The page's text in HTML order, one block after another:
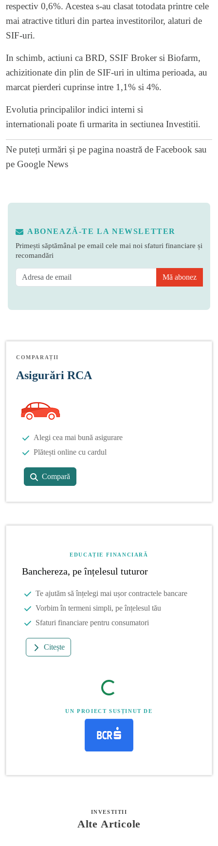
respectiv 0,6%. Acestea s-au clasat totodata printre cele
mai atractive titluri din partea investitorilor, alaturi de
SIF-uri.
In schimb, actiuni ca BRD, SSIF Broker si Biofarm,
achizitionate din plin de SIF-uri in ultima perioada, au
marcat pierderi cuprinse intre 1,1% si 4%.
Evolutia principalilor indici interni si
internationali poate fi urmarita in sectiunea Investitii.
Ne puteți urmări și pe pagina noastră de Facebook sau
pe Google News
ABONEAZĂ-TE LA NEWSLETTER
Primești săptămânal pe email cele mai noi sfaturi financiare și
recomandări
Mă abonez
COMPARAȚII
Asigurări RCA
Alegi cea mai bună asigurare
Plătești online cu cardul
Compară
EDUCAȚIE FINANCIARĂ
Banchereza, pe înțelesul tuturor
Te ajutăm să înțelegi mai ușor contractele bancare
Vorbim în termeni simpli, pe înțelesul tău
Sfaturi financiare pentru consumatori
Citește
UN PROIECT SUSȚINUT DE
INVESTITII
Alte Articole